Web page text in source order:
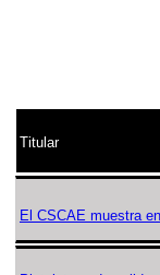
Titular
El CSCAE muestra